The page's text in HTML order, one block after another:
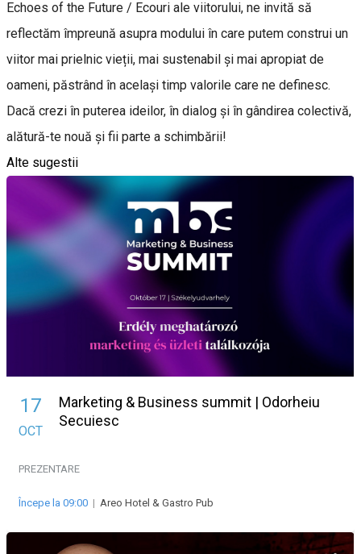
Echoes of the Future / Ecouri ale viitorului, ne invită să
reflectăm împreună asupra modului în care putem construi un
viitor mai prielnic vieții, mai sustenabil și mai apropiat de
oameni, păstrând în același timp valorile care ne definesc.
Dacă crezi în puterea ideilor, în dialog și în gândirea colectivă,
alătură-te nouă și fii parte a schimbării!
Alte sugestii
17
OCT
Marketing & Business summit | Odorheiu
Secuiesc
PREZENTARE
Începe la 09:00 | Areo Hotel & Gastro Pub